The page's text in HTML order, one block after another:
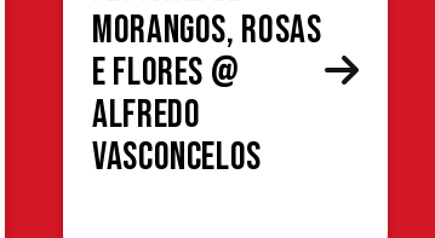
Morangos, Rosas
e Flores @
Alfredo
Vasconcelos